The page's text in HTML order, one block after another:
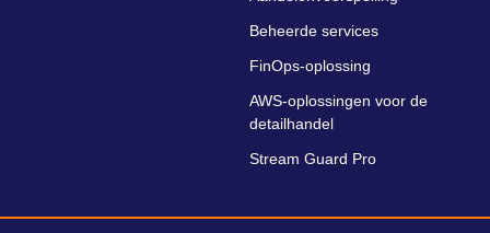
Beheerde services
FinOps-oplossing
AWS-oplossingen voor de
detailhandel
Stream Guard Pro